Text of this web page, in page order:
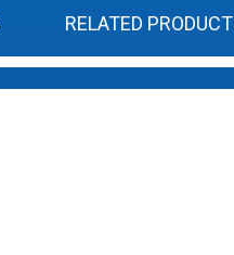
RELATED